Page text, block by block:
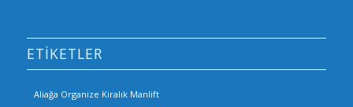
ETIKETLER
Aliağa Organize Kiralık Manlift